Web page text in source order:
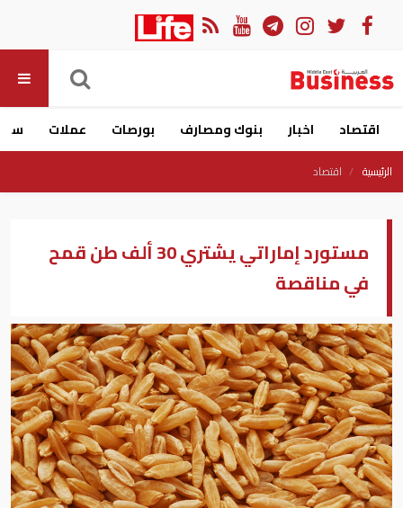
اقتصاد اخبار بنوك ومصارف بورصات عملات
الرئيسية اقتصاد
مستورد إماراتي يشتري 30 ألف طن قمح
في مناقصة